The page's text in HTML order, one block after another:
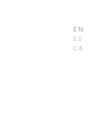
EN
ES
CA